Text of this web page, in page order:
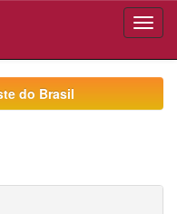
do Brasil